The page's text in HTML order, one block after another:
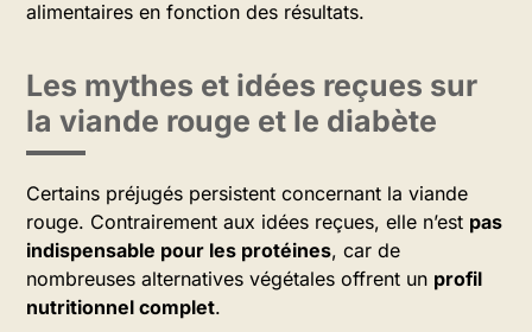
alimentaires en fonction des résultats.
Les mythes et idées reçues sur
la viande rouge et le diabète
Certains préjugés persistent concernant la viande
rouge. Contrairement aux idées reçues, elle n’est pas
indispensable pour les protéines, car de
nombreuses alternatives végétales offrent un profil
nutritionnel complet.